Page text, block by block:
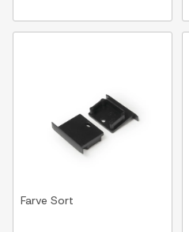
Farve Sort